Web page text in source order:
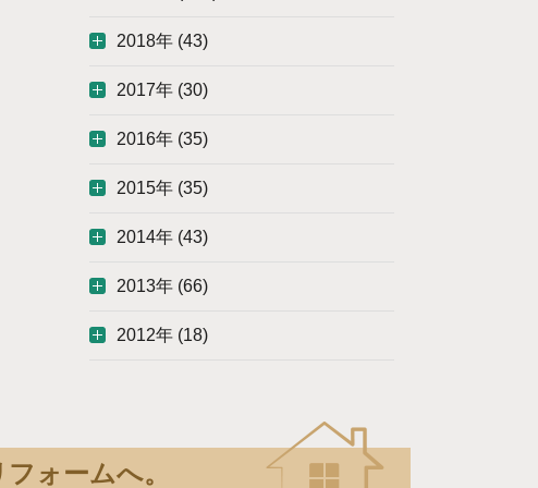
2018年 (43)
2017年 (30)
2016年 (35)
2015年 (35)
2014年 (43)
2013年 (66)
2012年 (18)
ォームへ。